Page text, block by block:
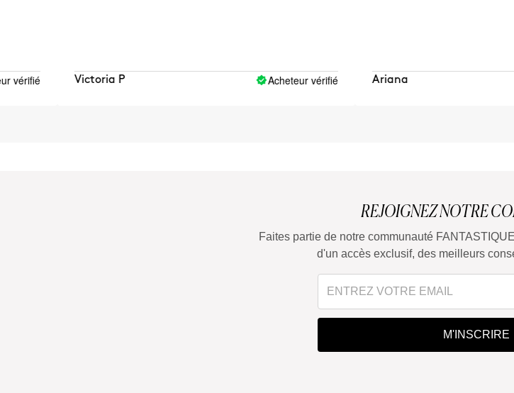
Victoria P Acheteur vérifié Ariana
REJOIGNEZ NOTRE
Faites partie de notre communauté
d'un accès exclusif, des meilleurs
M'INSCRIRE